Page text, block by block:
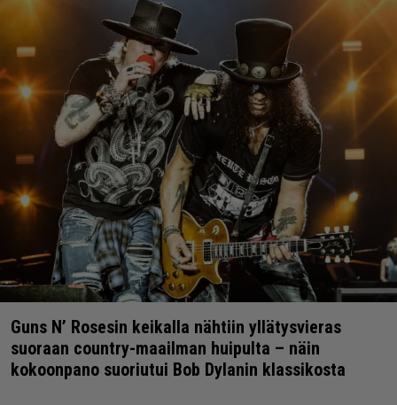
Guns N’ Rosesin keikalla nähtiin yllätysvieras
suoraan country-maailman huipulta – näin
kokoonpano suoriutui Bob Dylanin klassikosta